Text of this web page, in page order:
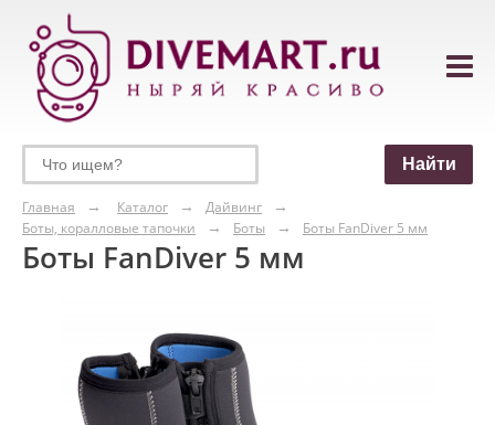
Главная Каталог
Дайвинг
Боты, коралловые тапочки
Боты Боты FanDiver 5 мм
Боты FanDiver 5 мм